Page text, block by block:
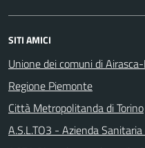
SITI AMICI
Unione dei comuni di
Regione Piemonte
Città Metropolitanda di Torino
A.S.L.TO3 - Azienda